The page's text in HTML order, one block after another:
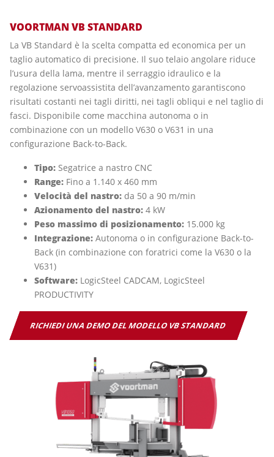
VOORTMAN VB STANDARD
La VB Standard è la scelta compatta ed economica per un
taglio automatico di precisione. Il suo telaio angolare riduce
l’usura della lama, mentre il serraggio idraulico e la
regolazione servoassistita dell’avanzamento garantiscono
risultati costanti nei tagli diritti, nei tagli obliqui e nel taglio di
fasci. Disponibile come macchina autonoma o in
combinazione con un modello V630 o V631 in una
configurazione Back-to-Back.
Tipo: Segatrice a nastro CNC
Range: Fino a 1.140 x 460 mm
Velocità del nastro: da 50 a 90 m/min
Azionamento del nastro: 4 kW
Peso massimo di posizionamento: 15.000 kg
Integrazione: Autonoma o in configurazione Back-to-
Back (in combinazione con foratrici come la V630 o la
V631)
Software: LogicSteel CADCAM, LogicSteel
PRODUCTIVITY
RICHIEDI UNA DEMO DEL MODELLO VB STANDARD